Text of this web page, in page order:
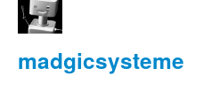
madgicsysteme